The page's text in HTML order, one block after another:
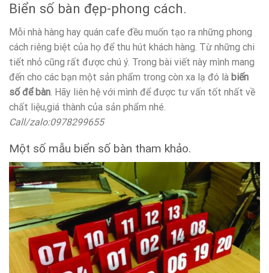
Biển số bàn đẹp-phong cách.
Mỗi nhà hàng hay quán cafe đều muốn tạo ra những phong
cách riêng biệt của họ để thu hút khách hàng. Từ những chi
tiết nhỏ cũng rất được chú ý. Trong bài viết này mình mang
đến cho các bạn một sản phẩm trong còn xa lạ đó là biến
số để bàn . Hãy liên hệ với mình để được tư vấn tốt nhất về
chất liệu,giá thành của sản phẩm nhé.
Call/zalo:0978299655
Một số mẫu biển số bàn tham khảo.